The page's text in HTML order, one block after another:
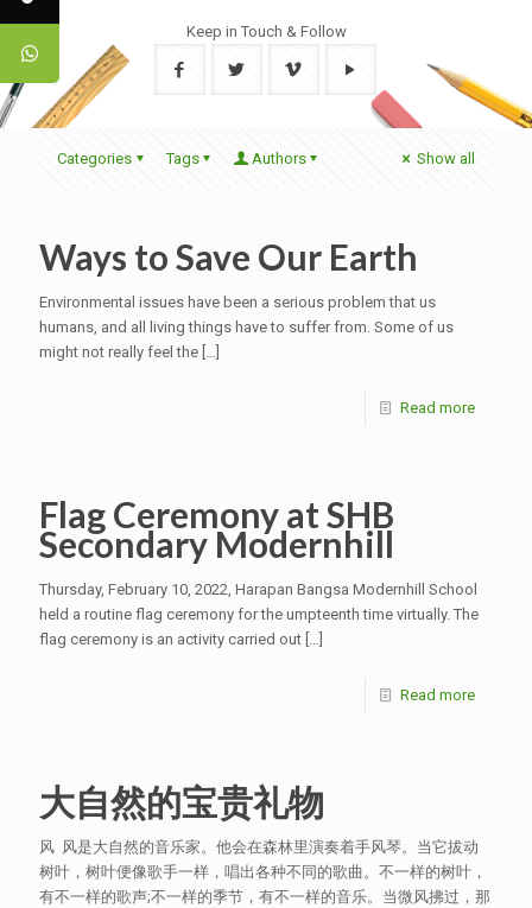
Keep in Touch & Follow
Categories Tags Authors Show all
Ways to Save Our Earth
Environmental issues have been a serious problem that us
humans, and all living things have to suffer from. Some of us
might not really feel the […]
Read more
Flag Ceremony at SHB
Secondary Modernhill
Thursday, February 10, 2022, Harapan Bangsa Modernhill School
held a routine flag ceremony for the umpteenth time virtually. The
flag ceremony is an activity carried out […]
Read more
大自然的宝贵礼物
⻛ 风是大自然的音乐家。他会在森林里演奏着手风琴。当它拔动
树叶，树叶便像歌手一样，唱出各种不同的歌曲。不一样的树叶，
有不一样的歌声;不一样的季节，有不一样的音乐。当微风拂过，那